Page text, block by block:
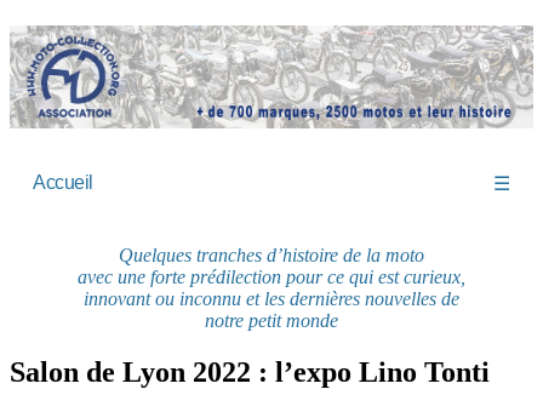
Accueil ☰
Quelques tranches d’histoire de la moto
avec une forte prédilection pour ce qui est curieux,
innovant ou inconnu et les dernières nouvelles de
notre petit monde
Salon de Lyon 2022 : l’expo Lino Tonti